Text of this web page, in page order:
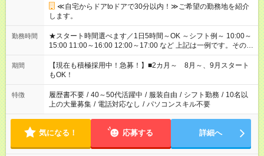
≪自宅からドアtoドアで30分以内！≫ご希望の勤務地を紹介
します。
勤務時間
★スタート時間選べます／1日5時間～OK ～シフト例～ 10:00～
15:00 11:00～16:00 12:00～17:00 など 上記は一例です。その他
シフトもご相談ください。 ※Wワークの場合当社と合わせて法
定労働時間が週40時間を超えなければOKです。
期間
【現在も積極採用中！急募！】■2カ月～ 8月～、9月スタート
もOK！
特徴 履歴書不要 / 40～50代活躍中 / 服装自由 / シフト勤務 / 10名以
上の大量募集 / 電話対応なし / パソコンスキル不要
気になる！ 応募する 詳細へ